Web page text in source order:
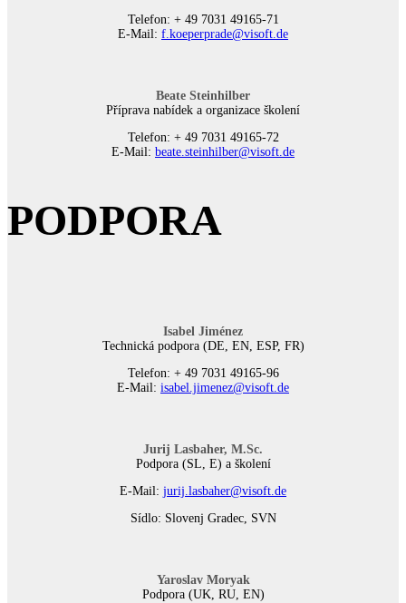
Telefon: + 49 7031 49165-71
E-Mail: f.koeperprade@visoft.de
Beate Steinhilber
Příprava nabídek a organizace školení
Telefon: + 49 7031 49165-72
E-Mail: beate.steinhilber@visoft.de
PODPORA
Isabel Jiménez
Technická podpora (DE, EN, ESP, FR)
Telefon: + 49 7031 49165-96
E-Mail: isabel.jimenez@visoft.de
Jurij Lasbaher, M.Sc.
Podpora (SL, E) a školení
E-Mail: jurij.lasbaher@visoft.de
Sídlo: Slovenj Gradec, SVN
Yaroslav Moryak
Podpora (UK, RU, EN)